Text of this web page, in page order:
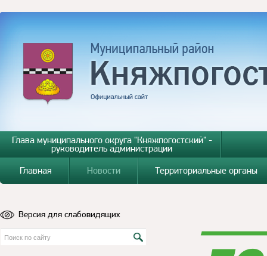
Глава муниципального округа "Княжпогостский" -
руководитель администрации
Главная
Новости Территориальные органы
Версия для слабовидящих